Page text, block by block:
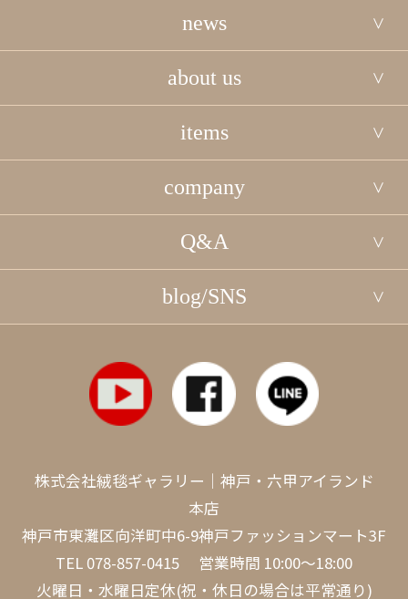
news
about us
items
company
Q&A
blog/SNS
株式会社絨毯ギャラリー｜神戸・六甲アイランド
本店
神戸市東灘区向洋町中6-9神戸ファッションマート3F
TEL 078-857-0415 営業時間 10:00～18:00
火曜日・水曜日定休(祝・休日の場合は平常通り)